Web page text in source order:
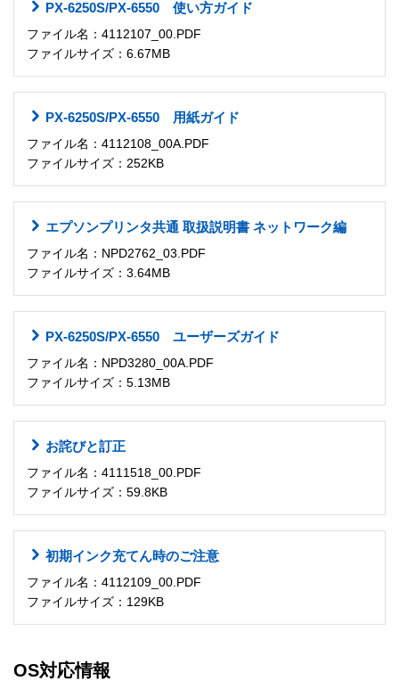
PX-6250S/PX-6550 使い方ガイド
ファイル名：4112107_00.PDF
ファイルサイズ：6.67MB
PX-6250S/PX-6550 用紙ガイド
ファイル名：4112108_00A.PDF
ファイルサイズ：252KB
エプソンプリンタ共通 取扱説明書 ネットワーク編
ファイル名：NPD2762_03.PDF
ファイルサイズ：3.64MB
PX-6250S/PX-6550 ユーザーズガイド
ファイル名：NPD3280_00A.PDF
ファイルサイズ：5.13MB
お詫びと訂正
ファイル名：4111518_00.PDF
ファイルサイズ：59.8KB
初期インク充てん時のご注意
ファイル名：4112109_00.PDF
ファイルサイズ：129KB
OS対応情報